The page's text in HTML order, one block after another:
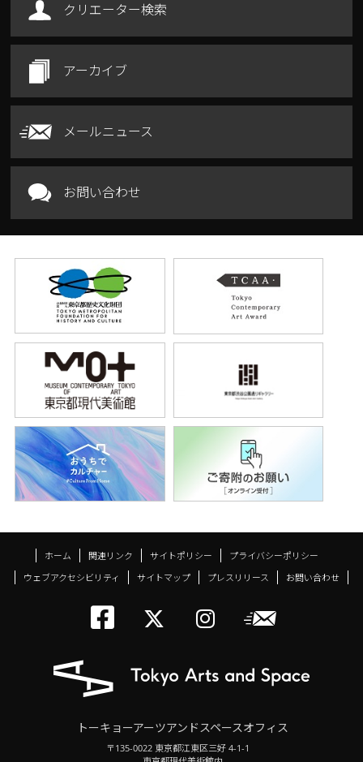
クリエーター検索
アーカイブ
メールニュース
お問い合わせ
ホーム 関連リンク サイトポリシー
プライバシーポリシー
ウェブアクセシビリティ
サイトマップ プレスリリース お問い合わせ
トーキョーアーツ
メールニ
トーキョーアーツアンドスペースオフィス
〒135-0022 東京都江東区三好 4-1-1